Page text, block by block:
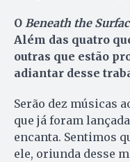
O Beneath the
Além das quatro
outras que estão
adiantar desse
Serão dez músicas
que já foram
encanta. Sentimos
ele, oriunda desse